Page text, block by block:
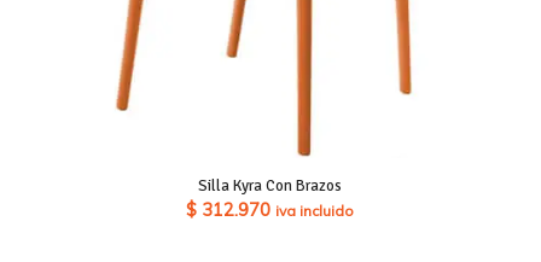
Silla Kyra Con Brazos
$ 312.970 iva incluido